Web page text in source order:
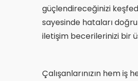
güçlendireceğinizi
sayesinde hataları
iletişim becerilerinizi bir
Çalışanlarınızın hem